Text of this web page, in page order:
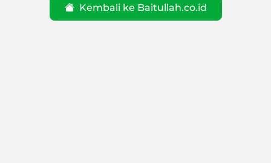
Kembali ke Baitullah.co.id